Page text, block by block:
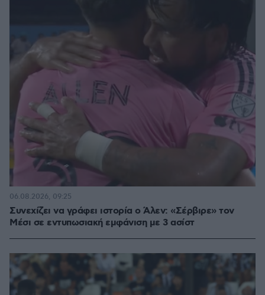
Συνεχίζει να γράφει ιστορία ο Άλεν: «Σέρβιρε» τον
Μέσι σε εντυπωσιακή εμφάνιση με 3 ασίστ
06.08.2026, 09:25